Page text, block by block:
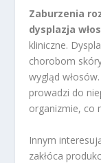
Zaburzenia
dysplazja
kliniczne.
chorobom
wygląd
prowadzi do
organizmie, co
Innym
zakłóca